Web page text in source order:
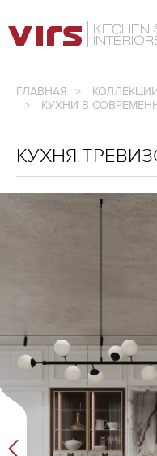
ГЛАВНОЕ МЕНЮ
ГЛАВНАЯ
КУХНИ В
КУХНЯ